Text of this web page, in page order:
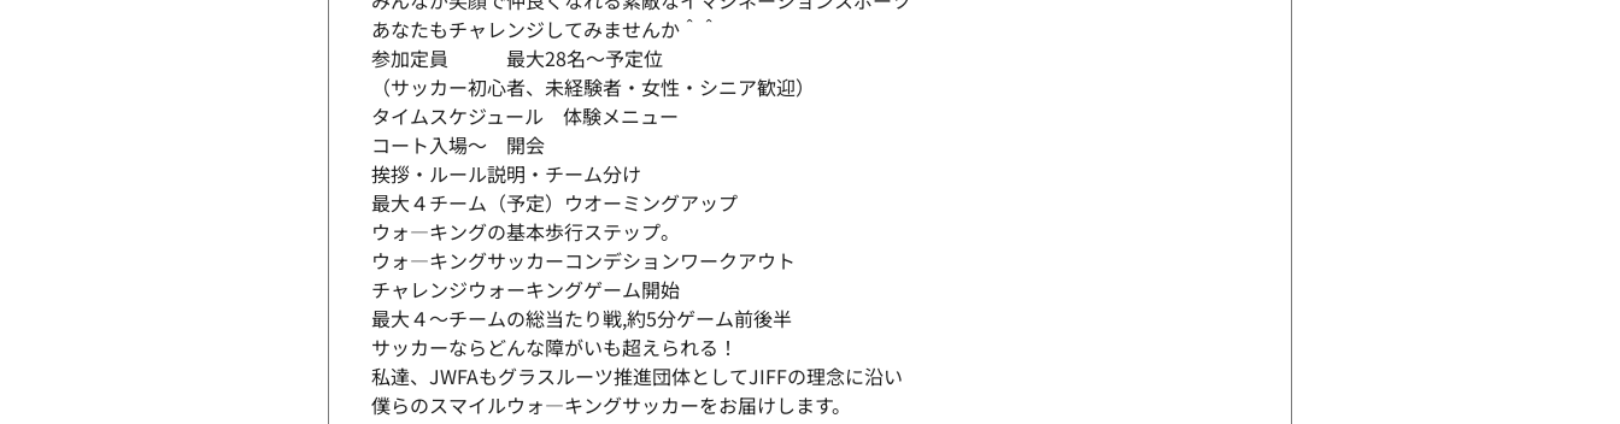
あなたもチャレンジしてみませんか＾＾
参加定員 最大28名～予定位
（サッカー初心者、未経験者・女性・シニア歓迎）
タイムスケジュール 体験メニュー
コート入場～ 開会
挨拶・ルール説明・チーム分け
最大４チーム（予定）ウオーミングアップ
ウォ―キングの基本歩行ステップ。
ウォ―キングサッカーコンデションワークアウト
チャレンジウォーキングゲーム開始
最大４～チームの総当たり戦,約5分ゲーム前後半
サッカーならどんな障がいも超えられる！
私達、JWFAもグラスルーツ推進団体としてJIFFの理念に沿い
僕らのスマイルウォ―キングサッカーをお届けします。